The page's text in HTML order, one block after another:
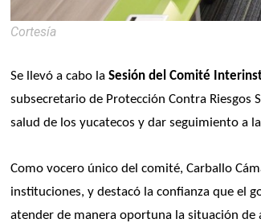
Cortesía
Se llevó a cabo la Sesión del Comité
subsecretario de Protección Contra Riesgos
salud de los yucatecos y dar seguimiento a
Como vocero único del comité, Carballo
instituciones, y destacó la confianza que el
atender de manera oportuna la situación de